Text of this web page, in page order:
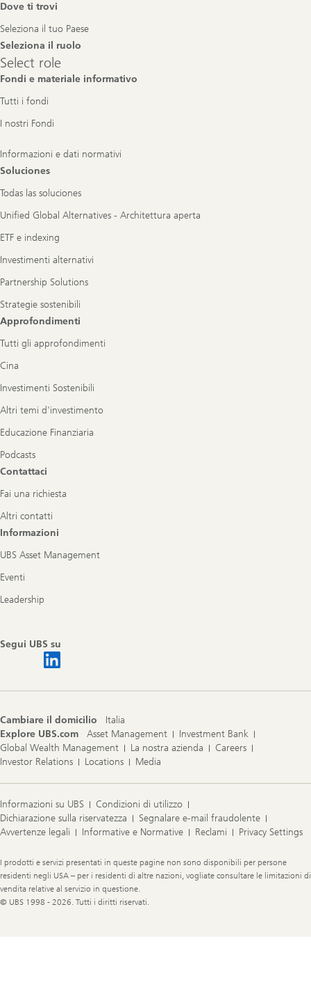
Footer
Dove ti trovi
Seleziona il tuo Paese
Seleziona il ruolo
Select
role
Select role
Fondi e materiale informativo
Tutti i fondi
I nostri Fondi
Informazioni e dati normativi
Soluciones
Todas las soluciones
Unified Global Alternatives - Architettura aperta
ETF e indexing
Investimenti alternativi
Partnership Solutions
Strategie sostenibili
Approfondimenti
Tutti gli approfondimenti
Cina
Investimenti Sostenibili
Altri temi d'investimento
Educazione Finanziaria
Podcasts
Contattaci
Fai una richiesta
Altri contatti
Informazioni
UBS Asset Management
Eventi
Leadership
Segui UBS su
Cambiare il domicilio
Italia
Explore UBS.com
Asset Management
Investment Bank
Global Wealth Management
La nostra azienda
Careers
Investor Relations
Locations Media
Informazioni su UBS
Condizioni di utilizzo
Dichiarazione sulla riservatezza
Segnalare e-mail fraudolente
Avvertenze legali
Informative e Normative Reclami Privacy Settings
Legal
Information
I prodotti e servizi presentati in queste pagine non sono disponibili per persone
residenti negli USA – per i residenti di altre nazioni, vogliate consultare le limitazioni di
vendita relative al servizio in questione.
© UBS 1998 - 2026. Tutti i diritti riservati.